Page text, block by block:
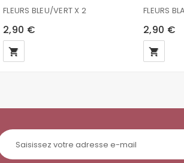
FLEURS BLEU/VERT X 2
2,90 €
local_grocery_store
FLEURS
2,90 €
local_grocery_store